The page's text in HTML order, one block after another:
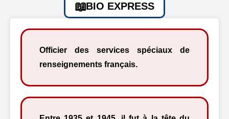
BIO EXPRESS
Officier des services spéciaux de
renseignements français.